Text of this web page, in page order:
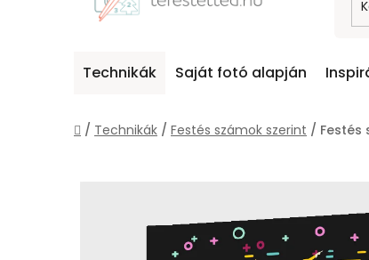
Technikák Saját fotó alapján
Kezdőlap
/ Technikák / Festés számok szerint / Festés